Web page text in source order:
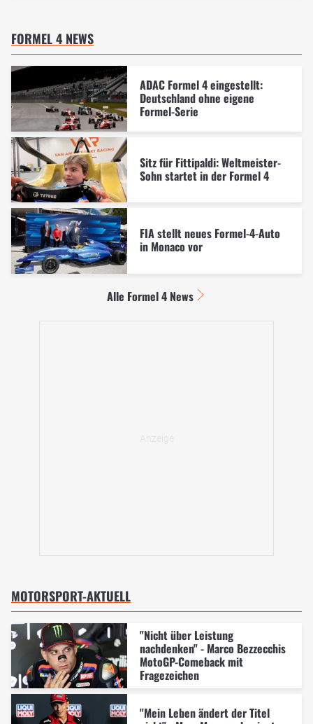
FORMEL 4 NEWS
ADAC Formel 4 eingestellt:
Deutschland ohne eigene
Formel-Serie
Sitz für Fittipaldi: Weltmeister-
Sohn startet in der Formel 4
FIA stellt neues Formel-4-Auto
in Monaco vor
Alle Formel 4 News
MOTORSPORT-AKTUELL
"Nicht über Leistung
nachdenken" - Marco Bezzecchis
MotoGP-Comeback mit
Fragezeichen
"Mein Leben ändert der Titel